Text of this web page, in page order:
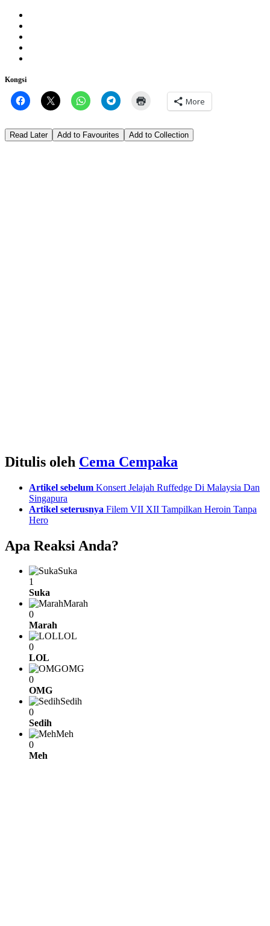
Kongsi
More
Read Later Add to Favourites Add to Collection
Ditulis oleh Cema Cempaka
Artikel sebelum Konsert Jelajah Ruffedge Di Malaysia Dan
Singapura
Artikel seterusnya Filem VII XII Tampilkan Heroin Tanpa
Hero
Apa Reaksi Anda?
Suka
1
Suka
Marah
0
Marah
LOL
0
LOL
OMG
0
OMG
Sedih
0
Sedih
Meh
0
Meh